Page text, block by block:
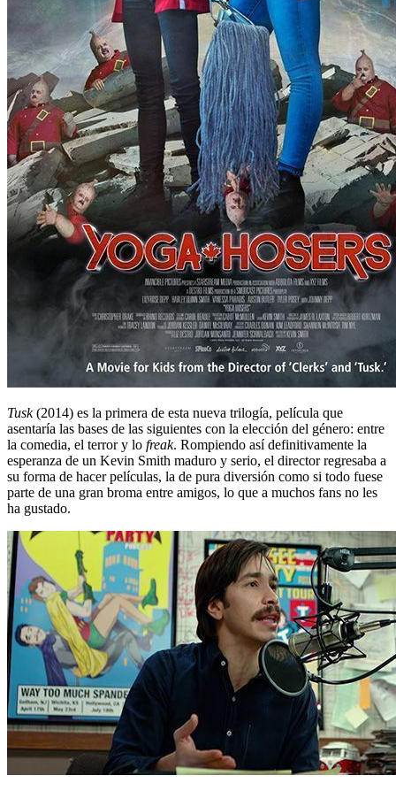
Tusk(2014) es la primera de esta nueva trilogía, película que
asentaría las bases de las siguientes con la elección del género: entre
la comedia, el terror y lo freak. Rompiendo así definitivamente la
esperanza de un Kevin Smith maduro y serio, el director regresaba a
su forma de hacer películas, la de pura diversión como si todo fuese
parte de una gran broma entre amigos, lo que a muchos fans no les
ha gustado.